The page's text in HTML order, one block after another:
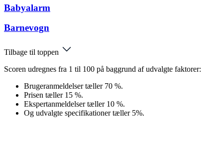
Babyalarm
Barnevogn
Tilbage til toppen
Scoren udregnes fra 1 til 100 på baggrund af udvalgte faktorer:
Brugeranmeldelser tæller 70 %.
Prisen tæller 15 %.
Ekspertanmeldelser tæller 10 %.
Og udvalgte specifikationer tæller 5%.